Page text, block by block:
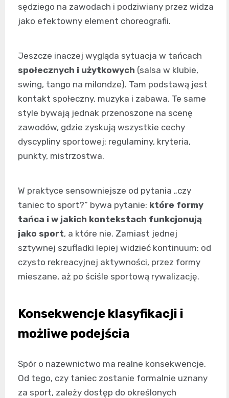
sędziego na zawodach i podziwiany przez widza
jako efektowny element choreografii.
Jeszcze inaczej wygląda sytuacja w tańcach
społecznych i użytkowych (salsa w klubie,
swing, tango na milondze). Tam podstawą jest
kontakt społeczny, muzyka i zabawa. Te same
style bywają jednak przenoszone na scenę
zawodów, gdzie zyskują wszystkie cechy
dyscypliny sportowej: regulaminy, kryteria,
punkty, mistrzostwa.
W praktyce sensowniejsze od pytania „czy
taniec to sport?” bywa pytanie: które formy
tańca i w jakich kontekstach funkcjonują
jako sport, a które nie. Zamiast jednej
sztywnej szufladki lepiej widzieć kontinuum: od
czysto rekreacyjnej aktywności, przez formy
mieszane, aż po ściśle sportową rywalizację.
Konsekwencje klasyfikacji i
możliwe podejścia
Spór o nazewnictwo ma realne konsekwencje.
Od tego, czy taniec zostanie formalnie uznany
za sport, zależy dostęp do określonych